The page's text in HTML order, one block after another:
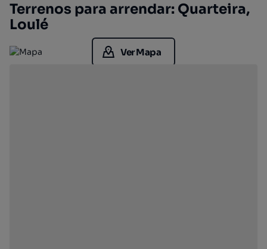
Terrenos para arrendar: Quarteira,
Loulé
Ver Mapa